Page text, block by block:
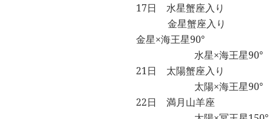
17日 水星蟹座入り
金星蟹座入り
金星×海王星90°
水星×海王星90°
21日 太陽蟹座入り
太陽×海王星90°
22日 満月山羊座